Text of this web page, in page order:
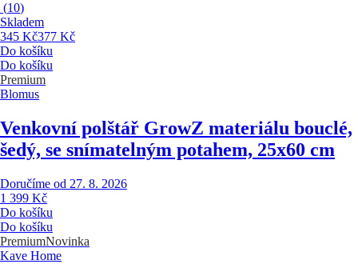
(10)
Skladem
345 Kč377 Kč
Do košíku
Do košíku
Premium
Blomus
Venkovní polštář GrowZ materiálu bouclé,
šedý, se snímatelným potahem, 25x60 cm
Doručíme od 27. 8. 2026
1 399 Kč
Do košíku
Do košíku
PremiumNovinka
Kave Home